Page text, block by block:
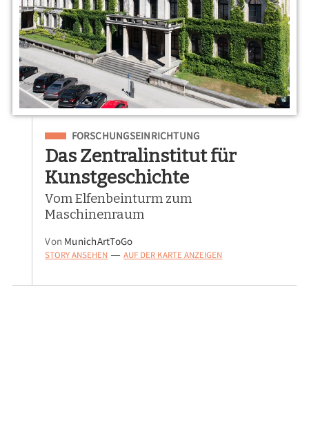
Eingeordnet unter
FORSCHUNGSEINRICHTUNG
Das Zentralinstitut für
Kunstgeschichte
Vom Elfenbeinturm zum
Maschinenraum
Von MunichArtToGo
STORY ANSEHEN — AUF DER KARTE ANZEIGEN